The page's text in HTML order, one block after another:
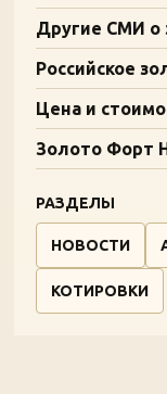
Другие СМИ о
Российское
Цена и
Золото Форт
РАЗДЕЛЫ
НОВОСТИ
КОТИРОВКИ